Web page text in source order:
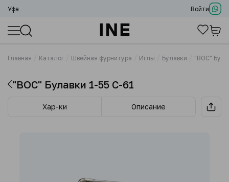
Уфа Войти
Главная Каталог Швейная фурнитура Иглы Булавки "ВОС"
"ВОС" Булавки 1-55 C-61
Хар-ки Описание